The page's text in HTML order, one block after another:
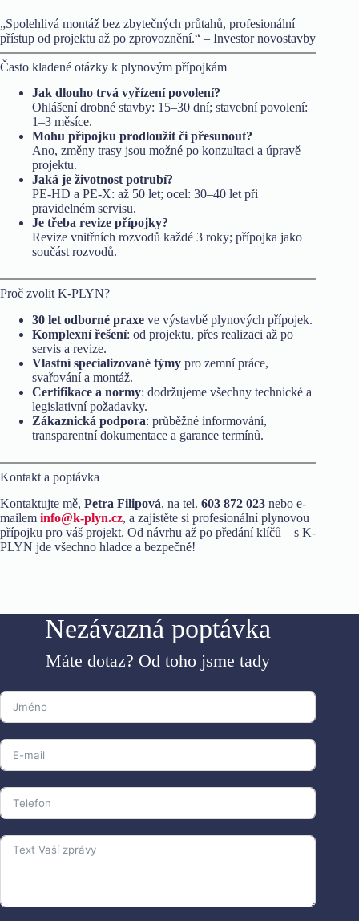
„Spolehlivá montáž bez zbytečných průtahů, profesionální
přístup od projektu až po zprovoznění.“ – Investor novostavby
Často kladené otázky k plynovým přípojkám
Jak dlouho trvá vyřízení povolení?
Ohlášení drobné stavby: 15–30 dní; stavební povolení:
1–3 měsíce.
Mohu přípojku prodloužit či přesunout?
Ano, změny trasy jsou možné po konzultaci a úpravě
projektu.
Jaká je životnost potrubí?
PE-HD a PE-X: až 50 let; ocel: 30–40 let při
pravidelném servisu.
Je třeba revize přípojky?
Revize vnitřních rozvodů každé 3 roky; přípojka jako
součást rozvodů.
Proč zvolit K-PLYN?
30 let odborné praxe ve výstavbě plynových přípojek.
Komplexní řešení: od projektu, přes realizaci až po
servis a revize.
Vlastní specializované týmy pro zemní práce,
svařování a montáž.
Certifikace a normy: dodržujeme všechny technické a
legislativní požadavky.
Zákaznická podpora: průběžné informování,
transparentní dokumentace a garance termínů.
Kontakt a poptávka
Kontaktujte mě, Petra Filipová, na tel. 603 872 023 nebo e-
mailem info@k-plyn.cz, a zajistěte si profesionální plynovou
přípojku pro váš projekt. Od návrhu až po předání klíčů – s K-
PLYN jde všechno hladce a bezpečně!
Nezávazná poptávka
Máte dotaz? Od toho jsme tady